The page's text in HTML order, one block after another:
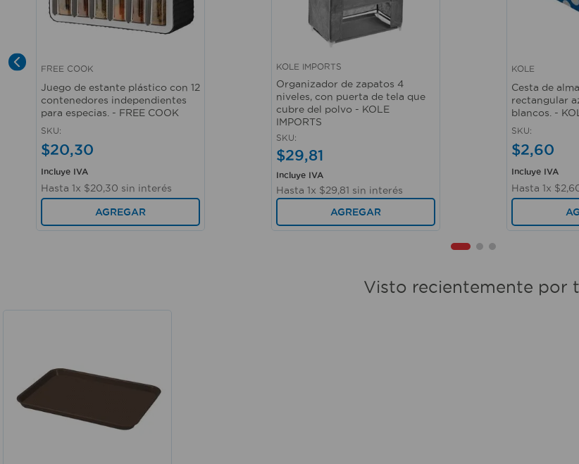
Vista rápida
FREE COOK
Juego de estante plástico con 12
contenedores independientes
para especias. - FREE COOK
SKU:
$20,30
Incluye IVA
Hasta 1x $20,30 sin interés
AGREGAR
KOLE IMPORTS
Organizador de zapatos 4
niveles, con puerta de tela que
cubre del polvo - KOLE
IMPORTS
SKU:
$29,81
Incluye IVA
Hasta 1x $29,81 sin interés
AGREGAR
Vista rápida
KOLE
Cesta de
rectangular
blancos. -
SKU:
$2,60
Incluye IVA
Hasta 1x $2,
Visto recientemente por